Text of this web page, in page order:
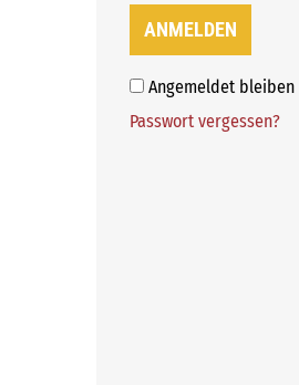
ANMELDEN
Angemeldet bleiben
Passwort vergessen?